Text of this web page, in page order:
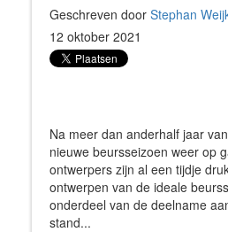
Geschreven door Stephan
12 oktober 2021
Na meer dan anderhalf jaar
nieuwe beursseizoen weer op
ontwerpers zijn al een tijdje
ontwerpen van de ideale
onderdeel van de deelname
stand...